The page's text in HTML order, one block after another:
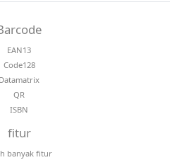
EAN13
Code128
Datamatrix
QR
ISBN
fitur
banyak fitur